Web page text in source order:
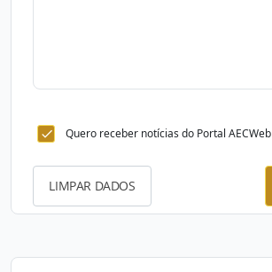
Quero receber notícias do Portal AECWeb
LIMPAR DADOS